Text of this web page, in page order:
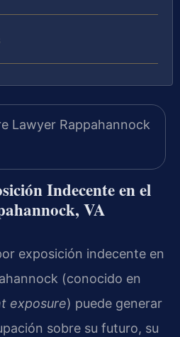
Indecente en el
VA
exposición indecente en
(conocido en
exposure) puede generar
sobre su futuro, su